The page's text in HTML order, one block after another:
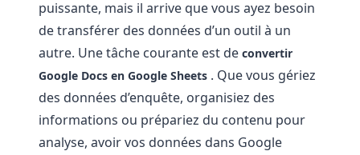
puissante, mais il arrive que vous ayez besoin
de transférer des données d’un outil à un
autre. Une tâche courante est de convertir
Google Docs en Google Sheets . Que vous gériez
des données d’enquête, organisiez des
informations ou prépariez du contenu pour
analyse, avoir vos données dans Google